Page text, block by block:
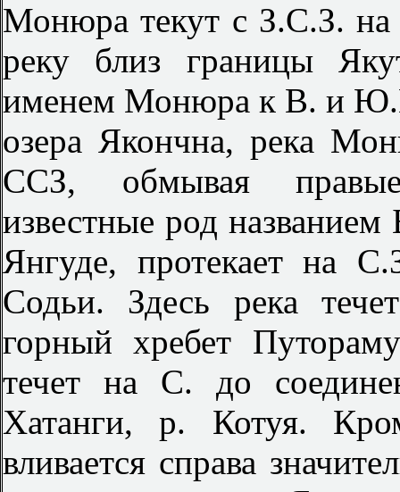
Монюра текут с З.С.З.
реку близ границы
именем Монюра к В. и
озера Якончна, река
ССЗ, обмывая правые
известные род
Янгуде, протекает на
Содьи. Здесь река
горный хребет
течет на С. до
Хатанги, р. Котуя.
вливается справа